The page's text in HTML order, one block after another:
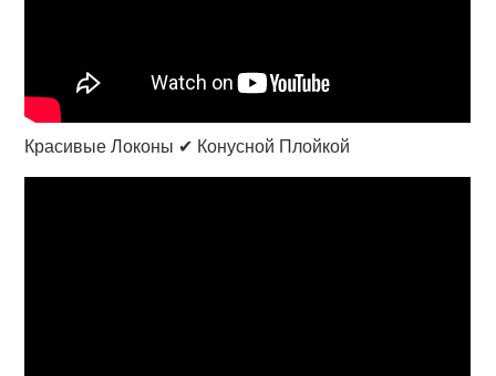
Красивые Локоны ✔ Конусной Плойкой